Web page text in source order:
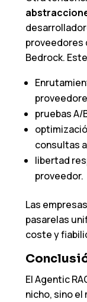
proveedores
Bedrock.
pruebas A/
consultas
libertad
proveedor.
Las
pasarelas
coste y
El Agentic
nicho, sino el